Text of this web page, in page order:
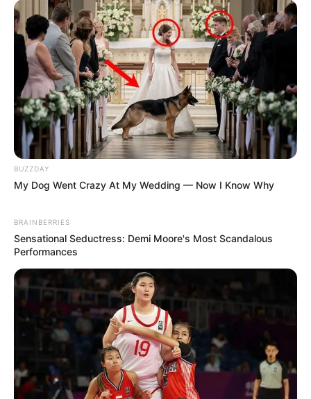
Como Escolher a Linha de
Costura – Dicas Para não
Errar!
Tecido – 5 Modelos Passo a
Passo
Bebê em Tecido
BUZZDAY
My Dog Went Crazy At My Wedding — Now I Know Why
BRAINBERRIES
Sensational Seductress: Demi Moore's Most Scandalous
Performances